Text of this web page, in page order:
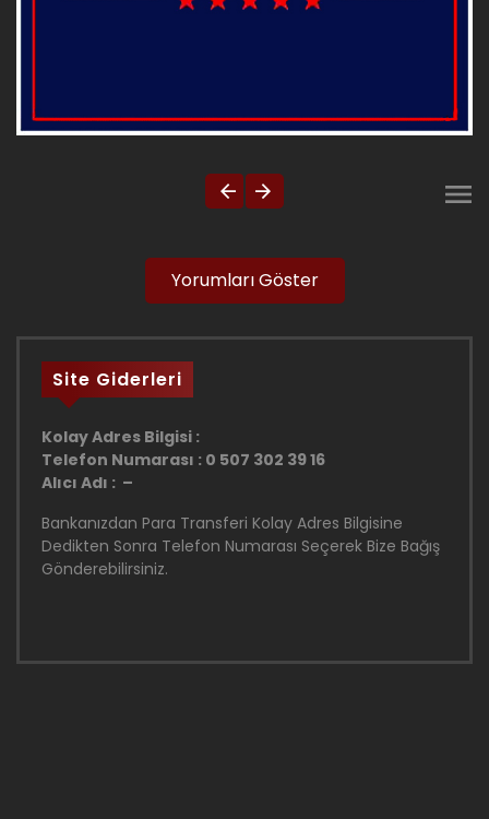
Yorumları Göster
Site Giderleri
Kolay Adres Bilgisi :
Telefon Numarası : 0 507 302 39 16
Alıcı Adı : –
Bankanızdan Para Transferi Kolay Adres Bilgisine
Dedikten Sonra Telefon Numarası Seçerek Bize Bağış
Gönderebilirsiniz.